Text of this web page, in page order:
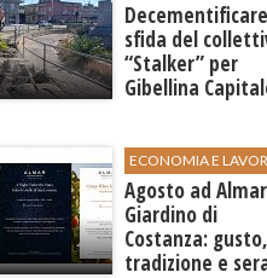
sfida del
“Stalker” per
Gibellina
ECONOMIA E
Agosto ad Almar
Giardino di
Costanza: gusto,
tradizione e